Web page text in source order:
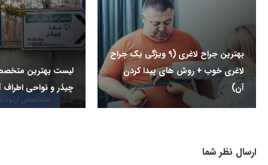
بهترین جراح لاغری (9 ویژگی یک جراح
لاغری خوب + روش های پیدا کردن
آن)
لیست بهترین
چیذر و نواحی اطراف
ارسال نظر شما